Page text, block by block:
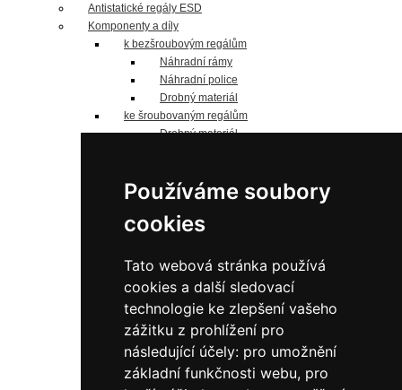
Používáme soubory
cookies
Tato webová stránka používá
cookies a další sledovací
technologie ke zlepšení vašeho
zážitku z prohlížení pro
následující účely: pro umožnění
základní funkčnosti webu, pro
Antistatické regály ESD
Komponenty a díly
k bezšroubovým regálům
Náhradní rámy
Náhradní police
Drobný materiál
ke šroubovaným regálům
Drobný materiál
Oboustranné sloupky
náhradní police
do 125 kg/polici
do 200 kg/polici
do 240 kg/polici
do 330 kg/polici
do 350 kg/polici
Lakované šedé